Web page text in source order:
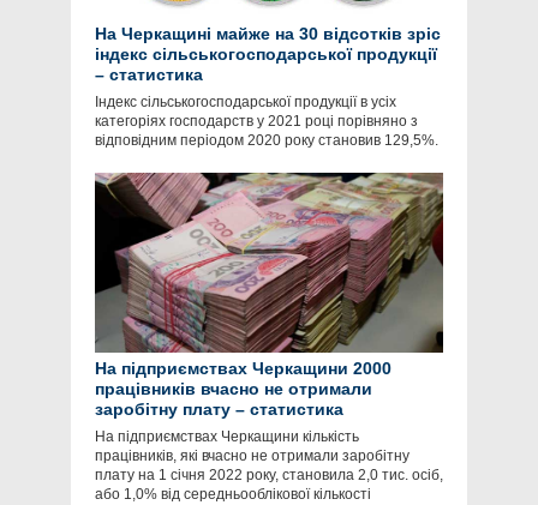
На Черкащині майже на 30 відсотків зріс
індекс сільськогосподарської продукції
– статистика
Індекс сільськогосподарської продукції в усіх
категоріях господарств у 2021 році порівняно з
відповідним періодом 2020 року становив 129,5%.
На підприємствах Черкащини 2000
працівників вчасно не отримали
заробітну плату – статистика
На підприємствах Черкащини кількість
працівників, які вчасно не отримали заробітну
плату на 1 січня 2022 року, становила 2,0 тис. осіб,
або 1,0% від середньооблікової кількості